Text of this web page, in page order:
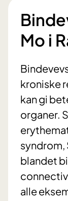
Mo i
kroniske
kan gi
organer.
syndrom,
blandet
alle